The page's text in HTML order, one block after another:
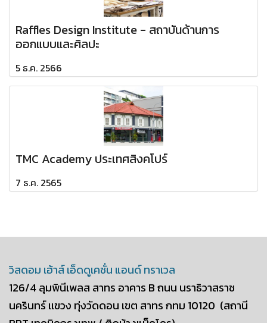
Raffles Design Institute - สถาบันด้านการ
ออกแบบและศิลปะ
5 ธ.ค. 2566
TMC Academy ประเทศสิงคโปร์
7 ธ.ค. 2565
วิสดอม เฮ้าส์ เอ็ดดูเคชั่น แอนด์ ทราเวล
126/4 ลุมพินีเพลส สาทร อาคาร Bถนน นราธิวาสราช
นครินทร์ เเขวง ทุ่งวัดดอน เขต สาทร กทม 10120 (สถานี